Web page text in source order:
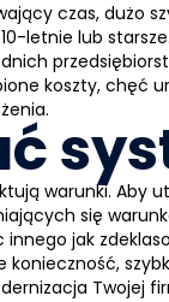
czas,
letnie lub
koszty, chęć
warunki. Aby
się
jak
Twojej